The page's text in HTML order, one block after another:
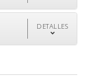
DETALLES